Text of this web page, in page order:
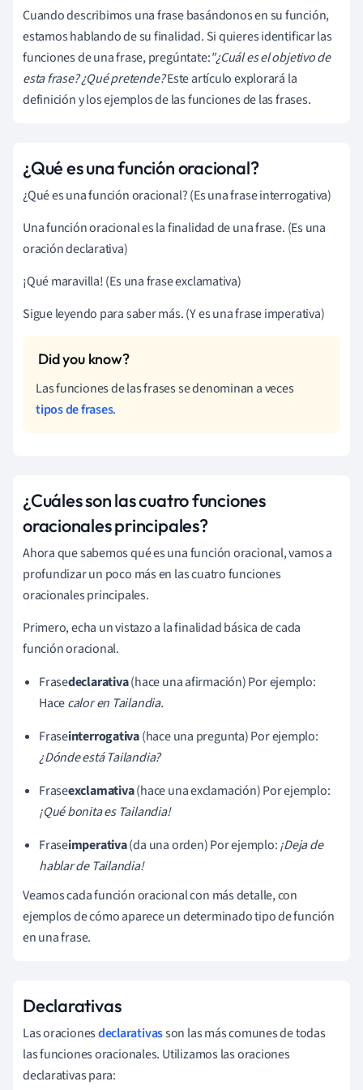
Cuando describimos una frase basándonos en su función,
estamos hablando de su finalidad. Si quieres identificar las
funciones de una frase, pregúntate:"¿Cuál es el objetivo de
esta frase?¿Qué pretende?Este artículo explorará la
definición y los ejemplos de las funciones de las frases.
¿Qué es una función oracional?
¿Qué es una función oracional? (Es una frase interrogativa)
Una función oracional es la finalidad de una frase. (Es una
oración declarativa)
¡Qué maravilla! (Es una frase exclamativa)
Sigue leyendo para saber más. (Y es una frase imperativa)
Las funciones de las frases se denominan a veces
tipos de frases.
¿Cuáles son las cuatro funciones
oracionales principales?
Ahora que sabemos qué es una función oracional, vamos a
profundizar un poco más en las cuatro funciones
oracionales principales.
Primero, echa un vistazo a la finalidad básica de cada
función oracional.
Frasedeclarativa(hace una afirmación) Por ejemplo:
Hacecalor en Tailandia.
Fraseinterrogativa(hace una pregunta) Por ejemplo:
¿Dónde está Tailandia?
Fraseexclamativa(hace una exclamación) Por ejemplo:
¡Qué bonita es Tailandia!
Fraseimperativa(da una orden) Por ejemplo:¡Deja de
hablar de Tailandia!
Veamos cada función oracional con más detalle, con
ejemplos de cómo aparece un determinado tipo de función
en una frase.
Declarativas
Las oracionesdeclarativasson las más comunes de todas
las funciones oracionales. Utilizamos las oraciones
declarativas para: